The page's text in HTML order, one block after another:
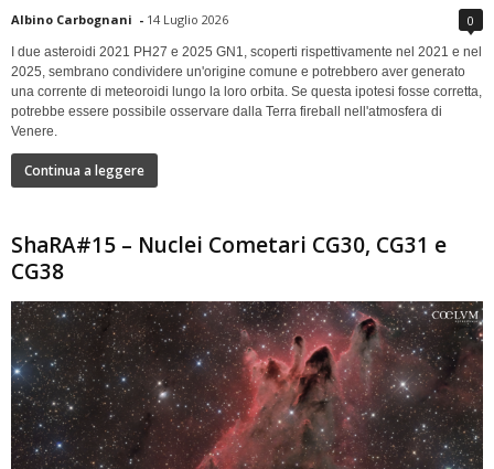
Albino Carbognani - 14 Luglio 2026 0
I due asteroidi 2021 PH27 e 2025 GN1, scoperti rispettivamente nel 2021 e nel
2025, sembrano condividere un'origine comune e potrebbero aver generato
una corrente di meteoroidi lungo la loro orbita. Se questa ipotesi fosse corretta,
potrebbe essere possibile osservare dalla Terra fireball nell'atmosfera di
Venere.
Continua a leggere
ShaRA#15 – Nuclei Cometari CG30, CG31 e
CG38